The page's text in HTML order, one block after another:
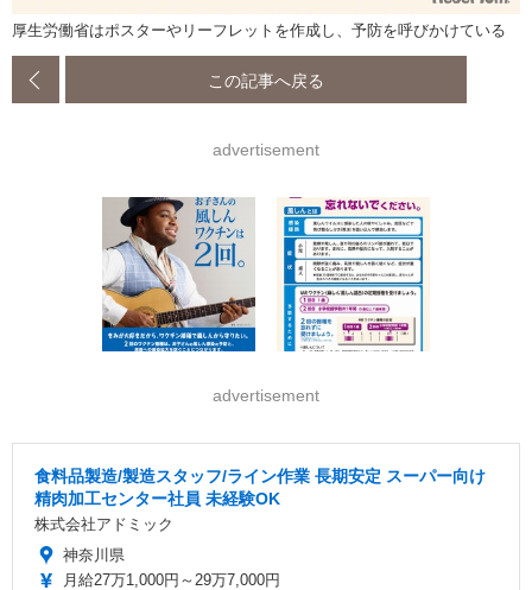
厚生労働省はポスターやリーフレットを作成し、予防を呼びかけている
この記事へ戻る
advertisement
advertisement
食料品製造/製造スタッフ/ライン作業 長期安定 スーパー向け
精肉加工センター社員 未経験OK
株式会社アドミック
神奈川県
月給27万1,000円～29万7,000円